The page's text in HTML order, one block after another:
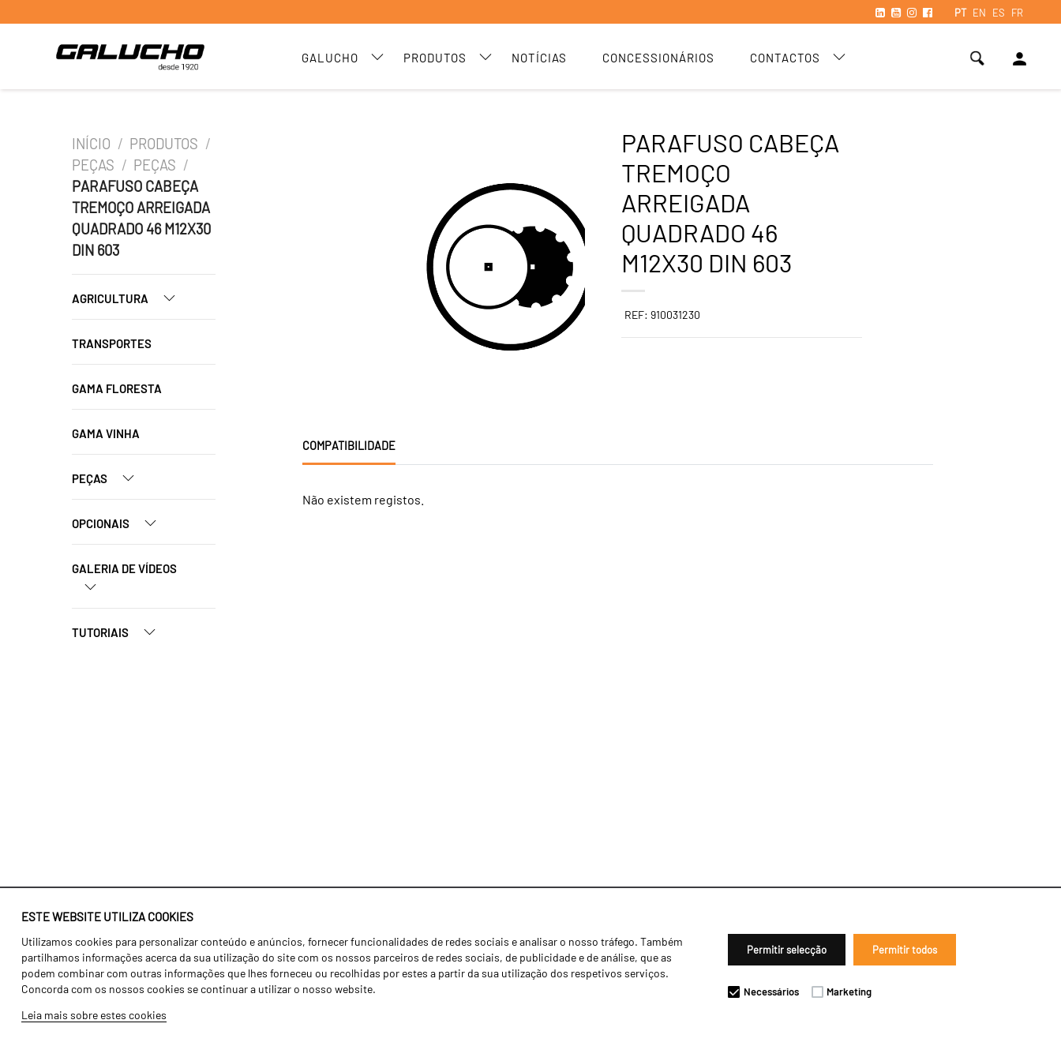
PT EN ES FR
GALUCHO PRODUTOS NOTÍCIAS CONCESSIONÁRIOS CONTACTOS person
ESTE WEBSITE UTILIZA COOKIES
Utilizamos cookies para personalizar conteúdo e anúncios, fornecer funcionalidades de redes sociais e analisar o nosso tráfego. Também
partilhamos informações acerca da sua utilização do site com os nossos parceiros de redes sociais, de publicidade e de análise, que as
podem combinar com outras informações que lhes forneceu ou recolhidas por estes a partir da sua utilização dos respetivos serviços.
Concorda com os nossos cookies se continuar a utilizar o nosso website.
Leia mais sobre estes cookies
Permitir selecção Permitir todos
Necessários Marketing
INÍCIO / PRODUTOS /
PEÇAS / PEÇAS /
PARAFUSO CABEÇA
TREMOÇO ARREIGADA
QUADRADO 46 M12X30
DIN 603
AGRICULTURA
TRANSPORTES
GAMA FLORESTA
GAMA VINHA
PEÇAS
OPCIONAIS
GALERIA DE VÍDEOS
TUTORIAIS
PARAFUSO CABEÇA
TREMOÇO
ARREIGADA
QUADRADO 46
M12X30 DIN 603
REF: 910031230
COMPATIBILIDADE
Não existem registos.
Identidade
História
Fábrica / Produção
Recursos Humanos
Agricultura
Transportes
Gama Floresta
Notícias
Concessionários